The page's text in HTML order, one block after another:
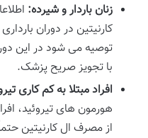
زنان باردار و شیرده:
کارنیتین در دوران
توصیه می شود در این
با تجویز صریح پزشک.
افراد مبتلا به کم کاری
هورمون های تیروئید،
از مصرف ال کارنیتین